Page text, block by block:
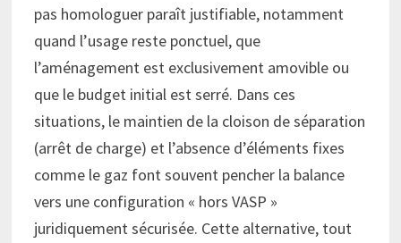
pas homologuer paraît justifiable, notamment
quand l’usage reste ponctuel, que
l’aménagement est exclusivement amovible ou
que le budget initial est serré. Dans ces
situations, le maintien de la cloison de séparation
(arrêt de charge) et l’absence d’éléments fixes
comme le gaz font souvent pencher la balance
vers une configuration « hors VASP »
juridiquement sécurisée. Cette alternative, tout